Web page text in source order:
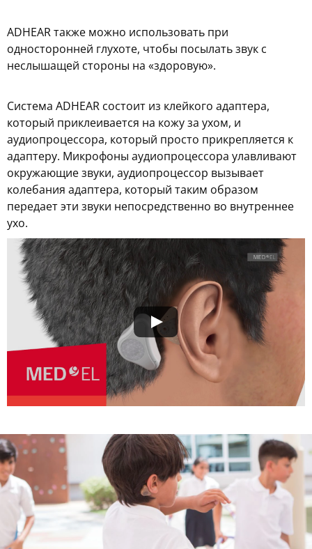
ADHEAR также можно использовать при
односторонней глухоте, чтобы посылать звук с
неслышащей стороны на «здоровую».
Система ADHEAR состоит из клейкого адаптера,
который приклеивается на кожу за ухом, и
аудиопроцессора, который просто прикрепляется к
адаптеру. Микрофоны аудиопроцессора улавливают
окружающие звуки, аудиопроцессор вызывает
колебания адаптера, который таким образом
передает эти звуки непосредственно во внутреннее
ухо.